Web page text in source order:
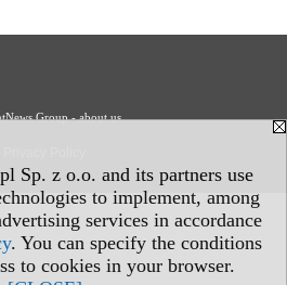
Sp. z o.o. and its partners use
to implement, among
services in accordance
. You can specify the conditions
to cookies in your browser.
Group - about us